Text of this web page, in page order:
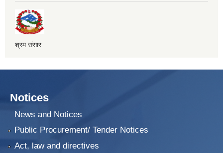
श्रम संसार
Notices
News and Notices
Public Procurement/ Tender Notices
Act, law and directives